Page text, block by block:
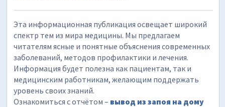
Эта информационная публикация освещает широкий
спектр тем из мира медицины. Мы предлагаем
читателям ясные и понятные объяснения современных
заболеваний, методов профилактики и лечения.
Информация будет полезна как пациентам, так и
медицинским работникам, желающим поддержать
уровень своих знаний.
Ознакомиться с отчётом – вывод из запоя на дому